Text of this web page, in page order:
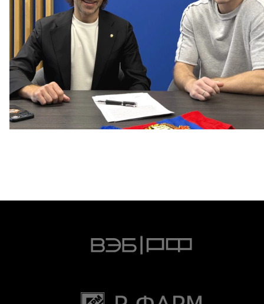
Капитан – с нами!
2 ИЮНЯ 2026 12:55